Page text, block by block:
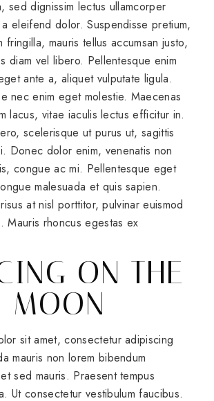
sed dignissim lectus ullamcorper
eleifend dolor. Suspendisse pretium,
fringilla, mauris tellus accumsan justo,
diam vel libero. Pellentesque enim
ante a, aliquet vulputate ligula.
nec enim eget molestie. Maecenas
lacus, vitae iaculis lectus efficitur in.
scelerisque ut purus ut, sagittis
Donec dolor enim, venenatis non
congue ac mi. Pellentesque eget
malesuada et quis sapien.
at nisl porttitor, pulvinar euismod
Mauris rhoncus egestas ex
ON THE
MOON
sit amet, consectetur adipiscing
mauris non lorem bibendum
sed mauris. Praesent tempus
Ut consectetur vestibulum faucibus.